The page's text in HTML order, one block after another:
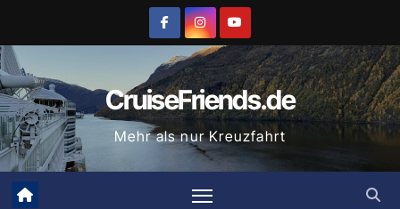
springen
CruiseFriends.de
Mehr als nur Kreuzfahrt